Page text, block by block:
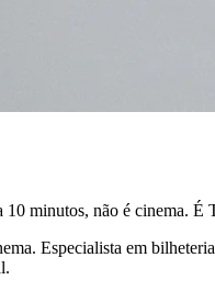
10 minutos, não é cinema. É
Especialista em